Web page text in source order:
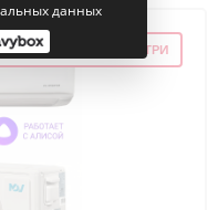
ПО ПРОМОКОДУ ВНУТРИ
данных